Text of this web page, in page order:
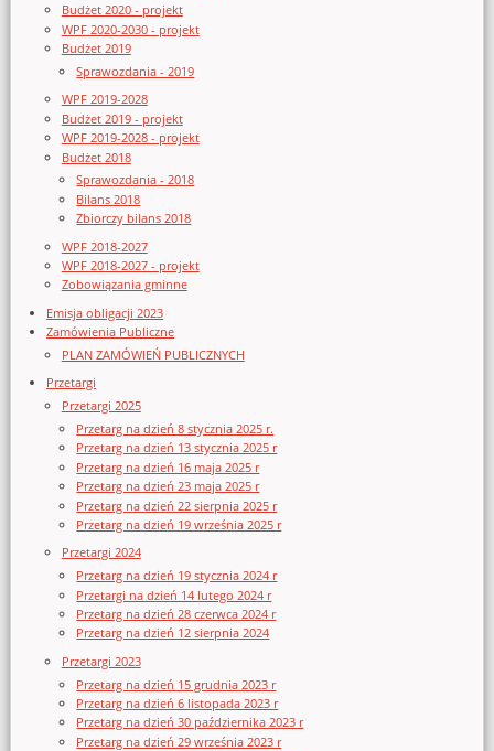
Budżet 2020 - projekt
WPF 2020-2030 - projekt
Budżet 2019
Sprawozdania - 2019
WPF 2019-2028
Budżet 2019 - projekt
WPF 2019-2028 - projekt
Budżet 2018
Sprawozdania - 2018
Bilans 2018
Zbiorczy bilans 2018
WPF 2018-2027
WPF 2018-2027 - projekt
Zobowiązania gminne
Emisja obligacji 2023
Zamówienia Publiczne
PLAN ZAMÓWIEŃ PUBLICZNYCH
Przetargi
Przetargi 2025
Przetarg na dzień 8 stycznia 2025 r.
Przetarg na dzień 13 stycznia 2025 r
Przetarg na dzień 16 maja 2025 r
Przetarg na dzień 23 maja 2025 r
Przetarg na dzień 22 sierpnia 2025 r
Przetarg na dzień 19 września 2025 r
Przetargi 2024
Przetarg na dzień 19 stycznia 2024 r
Przetargi na dzień 14 lutego 2024 r
Przetarg na dzień 28 czerwca 2024 r
Przetarg na dzień 12 sierpnia 2024
Przetargi 2023
Przetarg na dzień 15 grudnia 2023 r
Przetarg na dzień 6 listopada 2023 r
Przetarg na dzień 30 października 2023 r
Przetarg na dzień 29 września 2023 r